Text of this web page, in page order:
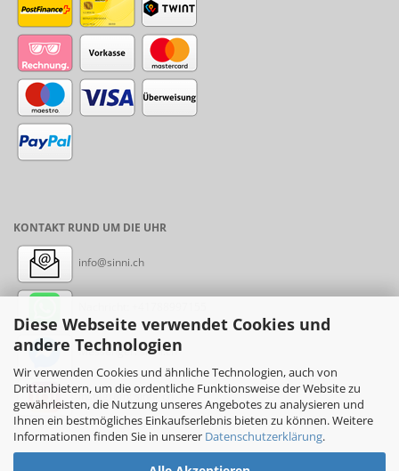
Diese Webseite verwendet Cookies und
andere Technologien
Wir verwenden Cookies und ähnliche Technologien, auch von
Drittanbietern, um die ordentliche Funktionsweise der Website zu
gewährleisten, die Nutzung unseres Angebotes zu analysieren und
Ihnen ein bestmögliches Einkaufserlebnis bieten zu können. Weitere
Informationen finden Sie in unserer Datenschutzerklärung.
KONTAKT RUND UM DIE UHR
info@sinni.ch
Messenger: sinni.ch
Instagram: sinni_ch